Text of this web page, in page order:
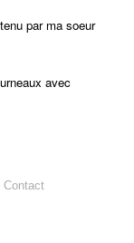
par ma soeur
avec
Contact